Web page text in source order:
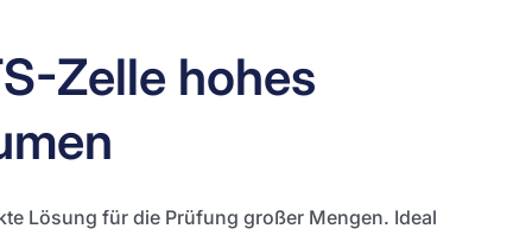
Zelle hohes
Lösung für die Prüfung großer Mengen. Ideal